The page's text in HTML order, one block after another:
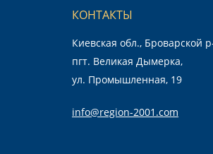
КОНТАКТЫ
Киевская обл., Броварской
пгт. Великая Дымерка,
ул. Промышленная, 19
info@region-2001.com